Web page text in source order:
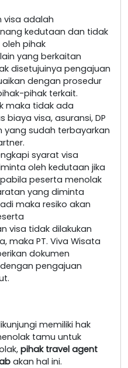
visa adalah
kedutaan dan tidak
pihak
yang berkaitan
disetujuinya pengajuan
dengan prosedur
pihak terkait.
maka tidak ada
visa, asuransi, DP
yang sudah terbayarkan
syarat visa
oleh kedutaan jika
peserta menolak
yang diminta
maka resiko akan
visa tidak dilakukan
maka PT. Viva Wisata
dokumen
pengajuan
memiliki hak
tamu untuk
pihak travel agent
akan hal ini.